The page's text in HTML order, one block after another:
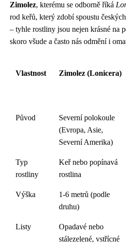
Zimolez, kterému se odborně říká
rod keřů, který zdobí spoustu
– tyhle rostliny jsou nejen krásné na
skoro všude a často nás odmění i
Vlastnost Zimolez (Lonicera)
Původ
Severní polokoule
(Evropa, Asie,
Severní Amerika)
Typ
rostliny
Keř nebo popínavá
rostlina
Výška
1-6 metrů (podle
druhu)
Listy
Opadavé nebo
stálezelené, vstřícné